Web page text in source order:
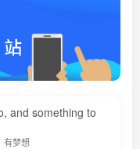
and something to
有梦想